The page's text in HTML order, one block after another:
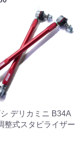
シ デリカミニ B34A
整式スタビライザー